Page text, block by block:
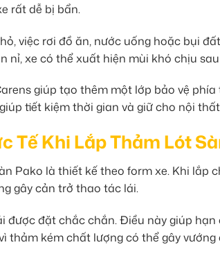
rất dễ bị bẩn.
việc rơi đồ ăn, nước uống hoặc bụi
nỉ, xe có thể xuất hiện mùi khó chịu
giúp tạo thêm một lớp bảo vệ
tiết kiệm thời gian và giữ cho nội
Tế Khi Lắp Thảm Lót
Pako là thiết kế theo form xe. Khi lắp
gây cản trở thao tác lái.
được đặt chắc chắn. Điều này giúp
thảm kém chất lượng có thể gây